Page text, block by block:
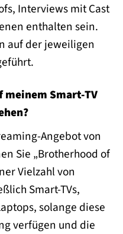
Interviews mit Cast
enthalten sein.
auf der jeweiligen
meinem Smart-TV
Angebot von
Sie „Brotherhood of
Vielzahl von
Smart-TVs,
solange diese
verfügen und die